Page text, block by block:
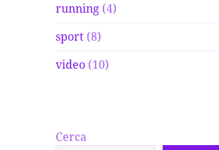
running (4)
sport (8)
video (10)
Cerca